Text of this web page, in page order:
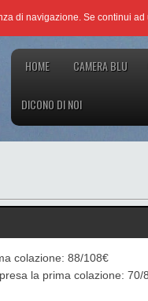
HOME CAMERA BLU
DICONO DI NOI
colazione: 88/108€
la prima colazione: 70/
di navigazione. Se continui